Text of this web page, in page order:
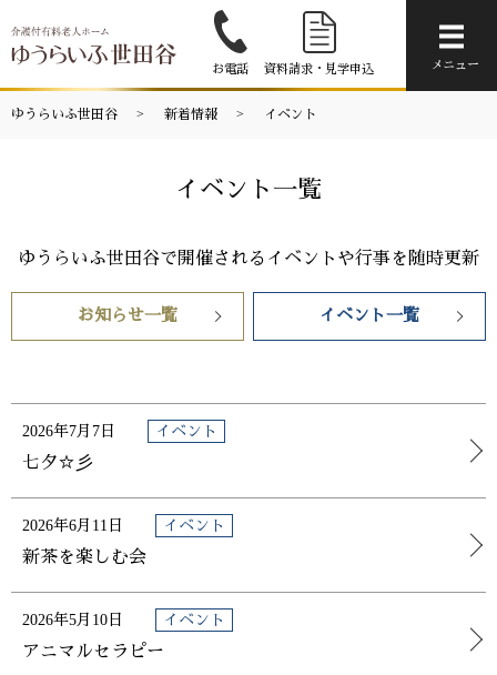
お電話 資料請求・見学申込 メニュー
ゆうらいふ世田谷 新着情報 イベント
イベント一覧
ゆうらいふ世田谷で開催されるイベントや行事を随時更新
お知らせ一覧 イベント一覧
2026年7月7日 イベント
七夕☆彡
2026年6月11日 イベント
新茶を楽しむ会
2026年5月10日 イベント
アニマルセラピー